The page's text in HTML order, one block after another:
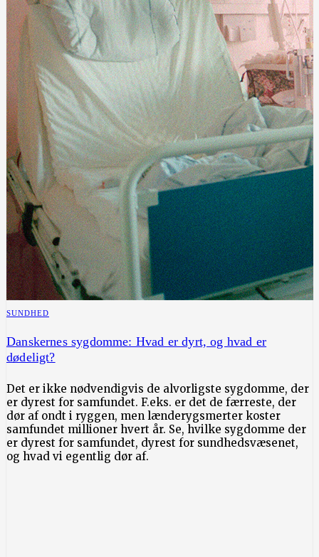
SUNDHED
Danskernes sygdomme: Hvad er dyrt, og hvad er
dødeligt?
Det er ikke nødvendigvis de alvorligste sygdomme, der
er dyrest for samfundet. F.eks. er det de færreste, der
dør af ondt i ryggen, men lænderygsmerter koster
samfundet millioner hvert år. Se, hvilke sygdomme der
er dyrest for samfundet, dyrest for sundhedsvæsenet,
og hvad vi egentlig dør af.